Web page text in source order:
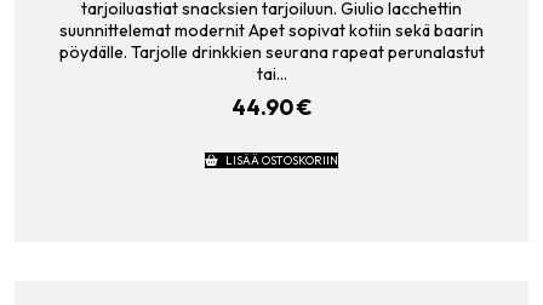
tarjoiluastiat snacksien tarjoiluun. Giulio Iacchettin
suunnittelemat modernit Apet sopivat kotiin sekä baarin
pöydälle. Tarjolle drinkkien seurana rapeat perunalastut
tai…
44.90€
LISÄÄ OSTOSKORIIN